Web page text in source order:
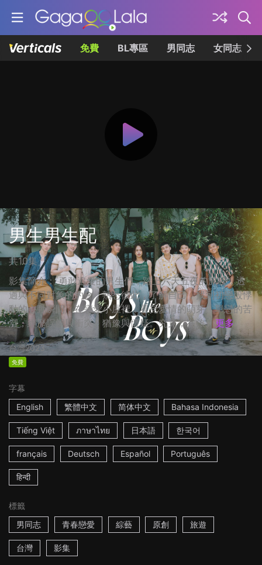
免費 BL專區 男同志 女同志
男生男生配
共10集
影集簡介： 勇敢追愛的男生們，踏上六天五夜的旅程，透
過與不同對象的約會，熟悉彼此，了解自己，找到初戀般悸
動的心動瞬間，在戀愛小屋裡，看見愛情的萌芽、單戀的苦
澀，經歷誤解與衝突、猶豫與懷疑。究竟，在旅... 更多
台灣2023
免費
字幕
English
繁體中文 简体中文 Bahasa Indonesia
Tiếng Việt ภาษาไทย 日本語 한국어
français Deutsch Español Português
हिन्दी
標籤
男同志
青春戀愛 綜藝 原創 旅遊
台灣 影集